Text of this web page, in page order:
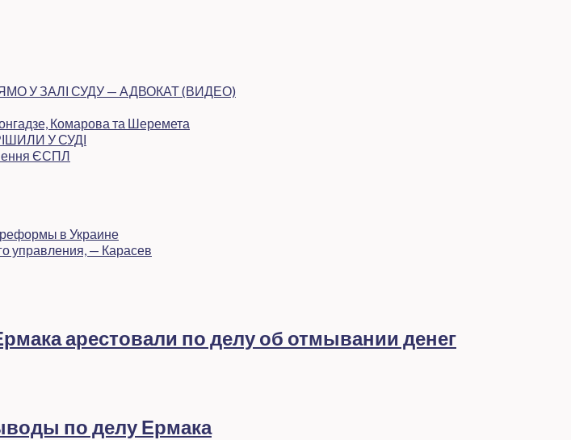
У ЗАЛІ СУДУ — АДВОКАТ (ВИДЕО)
Комарова та Шеремета
У СУДІ
ЄСПЛ
в Украине
управления, — Карасев
арестовали по делу об отмывании денег
по делу Ермака